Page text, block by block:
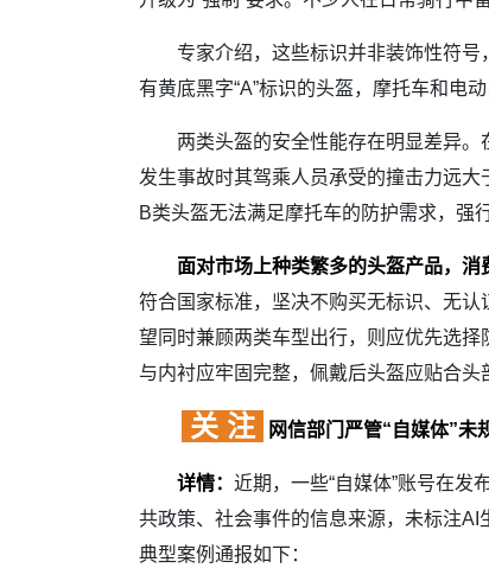
专家介绍，这些标识并非装饰性符号
有黄底黑字“A”标识的头盔，摩托车和电
两类头盔的安全性能存在明显差异。在
发生事故时其驾乘人员承受的撞击力远
B类头盔无法满足摩托车的防护需求，强
面对市场上种类繁多的头盔产品，消
符合国家标准，坚决不购买无标识、无
望同时兼顾两类车型出行，则应优先选
与内衬应牢固完整，佩戴后头盔应贴合头
关 注 网信部门严管“自媒体”未
详情： 近期，一些“自媒体”账号在
共政策、社会事件的信息来源，未标注
典型案例通报如下：